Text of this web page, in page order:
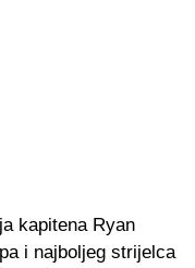
kapitena Ryan
i najboljeg strijelca